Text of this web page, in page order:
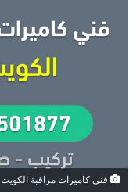
فني كاميرات مراقبة الكويت